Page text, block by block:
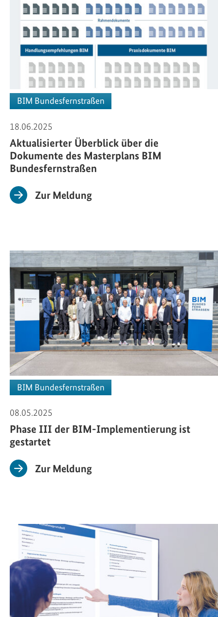
BIM Bundesfernstraßen
18.06.2025
Aktualisierter Überblick über die
Dokumente des Masterplans BIM
Bundesfernstraßen
Zur Meldung
BIM Bundesfernstraßen
08.05.2025
Phase III der BIM-Implementierung ist
gestartet
Zur Meldung